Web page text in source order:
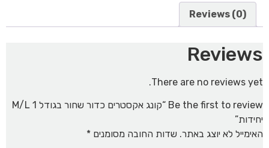
Reviews (0)
Reviews
There are no reviews yet.
Be the first to review “קונג אקסטרים כדור שחור בגודל M/L 1
יחידות”
האימייל לא יוצג באתר. שדות החובה מסומנים *